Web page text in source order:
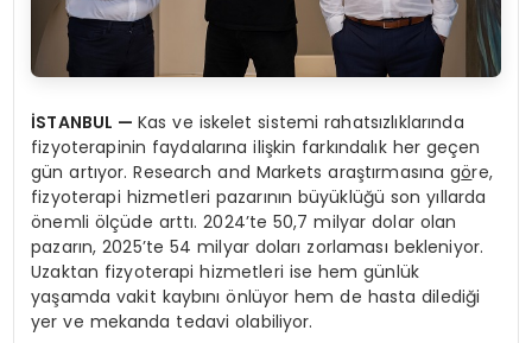
İSTANBUL —Kas ve iskelet sistemi rahatsızlıklarında
fizyoterapinin faydalarına ilişkin farkındalık her geçen
gün artıyor. Research and Markets araştırmasına göre,
fizyoterapi hizmetleri pazarının büyüklüğü son yıllarda
önemli ölçüde arttı. 2024’te 50,7 milyar dolar olan
pazarın, 2025’te 54 milyar doları zorlaması bekleniyor.
Uzaktan fizyoterapi hizmetleri ise hem günlük
yaşamda vakit kaybını önlüyor hem de hasta dilediği
yer ve mekanda tedavi olabiliyor.